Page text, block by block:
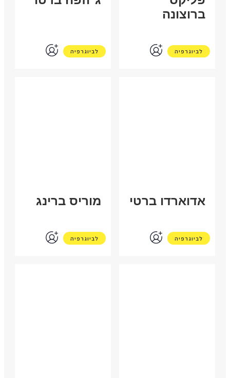
ברוצונה
לביוגרפיה לביוגרפיה
אדוארדו ברטי
לביוגרפיה
מוריס ברינג
לביוגרפיה